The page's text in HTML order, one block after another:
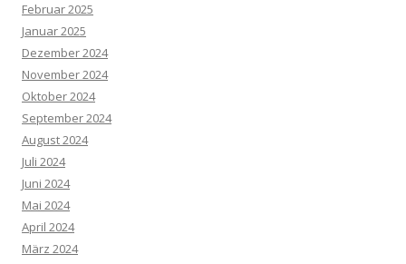
Februar 2025
Januar 2025
Dezember 2024
November 2024
Oktober 2024
September 2024
August 2024
Juli 2024
Juni 2024
Mai 2024
April 2024
März 2024